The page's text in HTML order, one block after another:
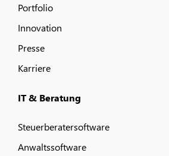
Portfolio
Innovation
Presse
Karriere
IT & Beratung
Steuerberatersoftware
Anwaltssoftware